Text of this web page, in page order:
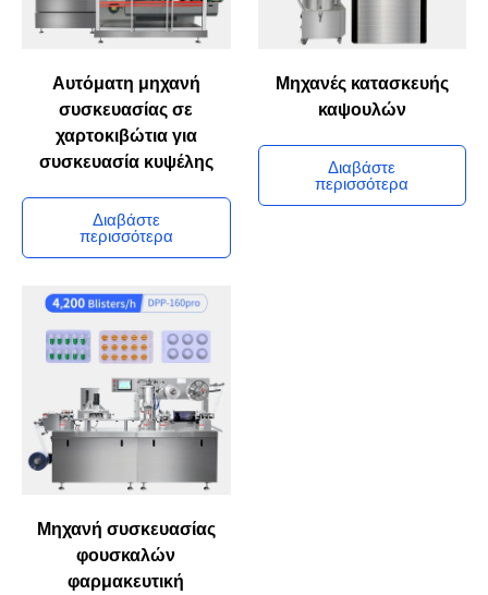
Αυτόματη μηχανή
συσκευασίας σε
χαρτοκιβώτια για
συσκευασία κυψέλης
Διαβάστε
περισσότερα
Μηχανές κατασκευής
καψουλών
Διαβάστε
περισσότερα
Μηχανή συσκευασίας
φουσκαλών
φαρμακευτική